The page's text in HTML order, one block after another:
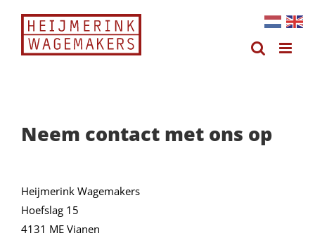
inhoud
Neem contact met ons op
Heijmerink Wagemakers
Hoefslag 15
4131 ME Vianen